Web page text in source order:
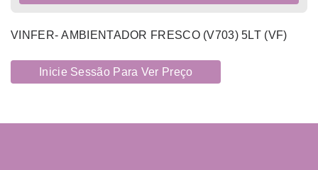
VINFER- AMBIENTADOR FRESCO (V703) 5LT (VF)
Inicie Sessão Para Ver Preço